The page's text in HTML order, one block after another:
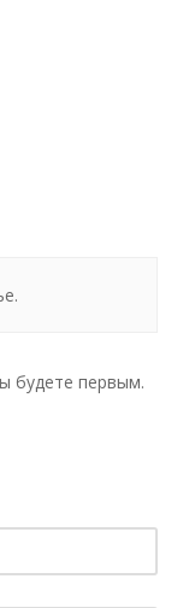
будете первым.